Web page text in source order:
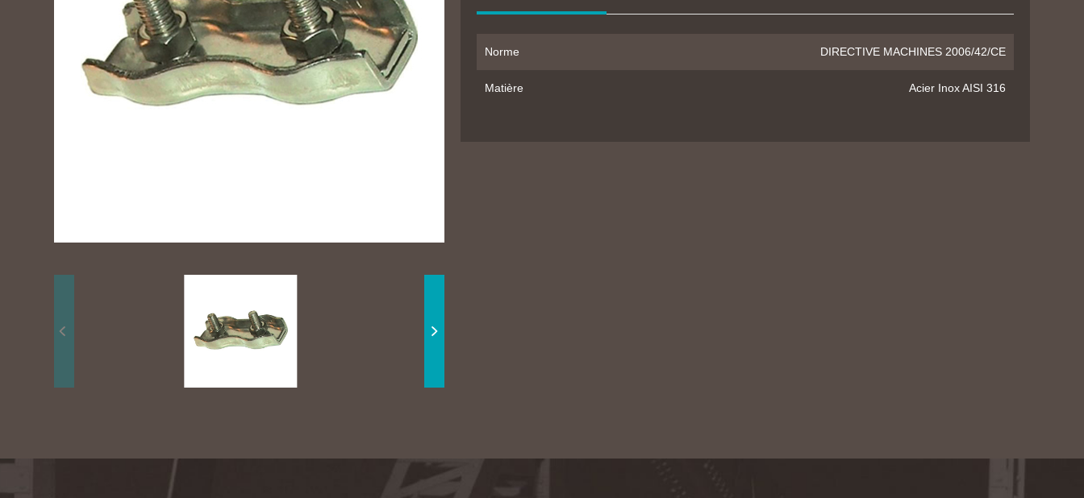
Norme DIRECTIVE MACHINES 2006/42/CE
Matière Acier Inox AISI 316